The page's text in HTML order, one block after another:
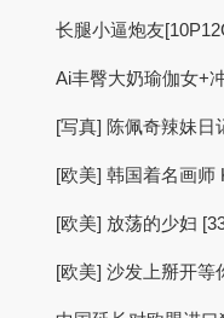
长腿小逼炮友
Ai丰臀大奶瑜伽女+
[写真] 陈佩奇辣妹日
[欧美] 韩国着名画师
[欧美] 放荡的少妇
[欧美] 沙发上掰开等